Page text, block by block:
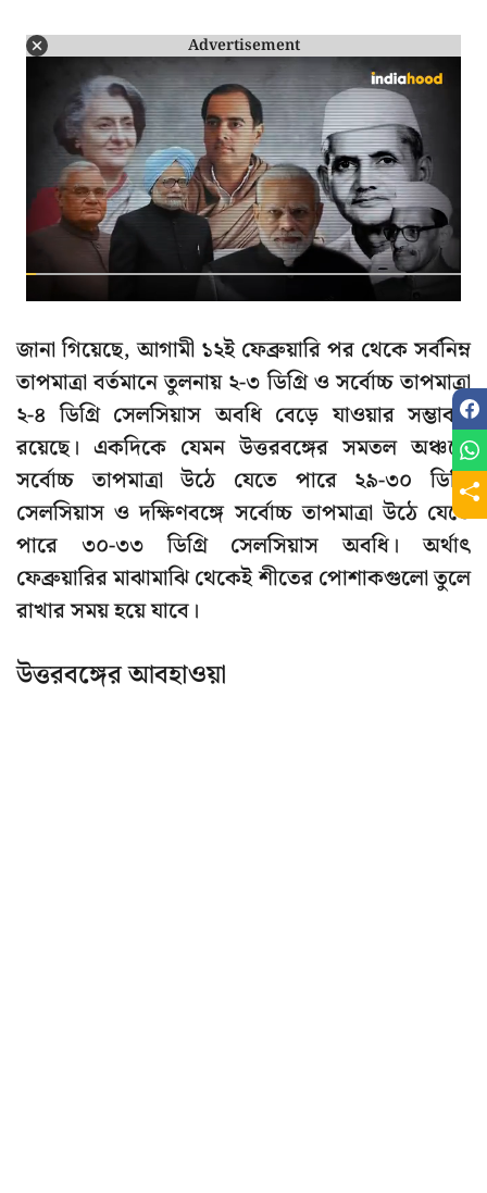
Advertisement
জানা গিয়েছে, আগামী ১২ই ফেব্রুয়ারি পর থেকে সর্বনিম্ন
তাপমাত্রা বর্তমানে তুলনায় ২-৩ ডিগ্রি ও সর্বোচ্চ তাপমাত্রা
২-৪ ডিগ্রি সেলসিয়াস অবধি বেড়ে যাওয়ার সম্ভাবনা
রয়েছে। একদিকে যেমন উত্তরবঙ্গের সমতল অঞ্চলে
সর্বোচ্চ তাপমাত্রা উঠে যেতে পারে ২৯-৩০ ডিগ্রি
সেলসিয়াস ও দক্ষিণবঙ্গে সর্বোচ্চ তাপমাত্রা উঠে যেতে
পারে ৩০-৩৩ ডিগ্রি সেলসিয়াস অবধি। অর্থাৎ
ফেব্রুয়ারির মাঝামাঝি থেকেই শীতের পোশাকগুলো তুলে
রাখার সময় হয়ে যাবে।
উত্তরবঙ্গের আবহাওয়া